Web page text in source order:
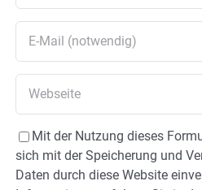
Mit der Nutzung dieses
sich mit der Speicherung und
Daten durch diese Website